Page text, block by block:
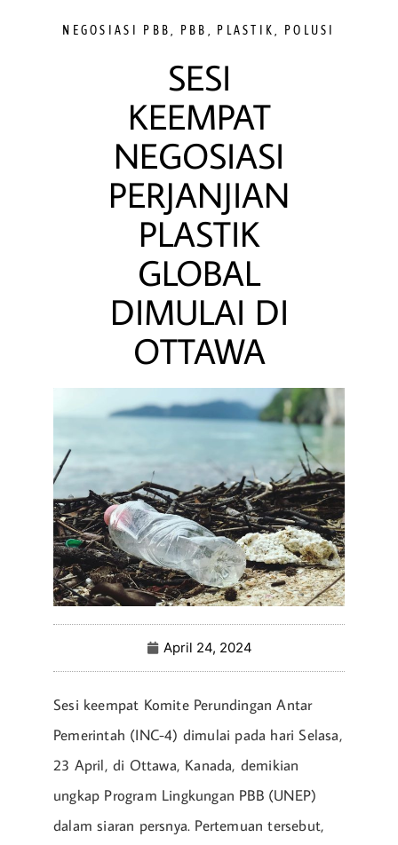
NEGOSIASI PBB PBB PLASTIK POLUSI
SESI
KEEMPAT
NEGOSIASI
PERJANJIAN
PLASTIK
GLOBAL
DIMULAI DI
OTTAWA
April 24, 2024
Sesi keempat Komite Perundingan Antar
Pemerintah (INC-4) dimulai pada hari Selasa,
23 April, di Ottawa, Kanada, demikian
ungkap Program Lingkungan PBB (UNEP)
dalam siaran persnya. Pertemuan tersebut,